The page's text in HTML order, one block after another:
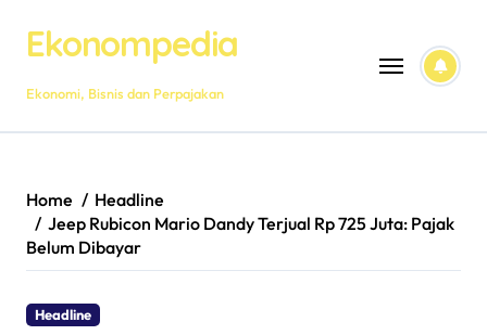
contentEkonompedia
Ekonomi, Bisnis dan Perpajakan
Home
Headline
Jeep Rubicon Mario Dandy Terjual Rp 725 Juta: Pajak
Belum Dibayar
Headline